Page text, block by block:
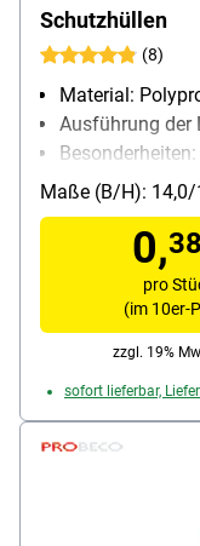
Schutzhüllen
(8)
Material:
Ausführung der
Stärke: 0.12 mm
Maße (B/H): 14,0/
0,38
pro
(im 10er-
zzgl. 19%
sofort lieferbar,